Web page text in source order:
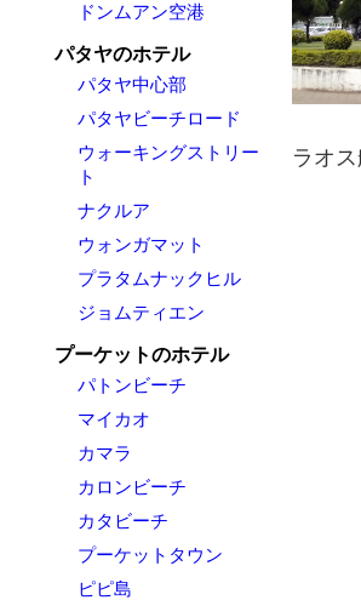
ドンムアン空港
パタヤのホテル
パタヤ中心部
パタヤビーチロード
ウォーキングストリー
ト
ナクルア
ウォンガマット
プラタムナックヒル
ジョムティエン
プーケットのホテル
パトンビーチ
マイカオ
カマラ
カロンビーチ
カタビーチ
プーケットタウン
ピピ島
ラオ